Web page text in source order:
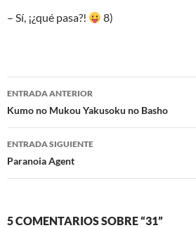
– Sí, ¡¿qué pasa?! 8)
Navegación
de
entradas
ENTRADA ANTERIOR
Kumo no Mukou Yakusoku no Basho
ENTRADA SIGUIENTE
Paranoia Agent
5 COMENTARIOS SOBRE “31”